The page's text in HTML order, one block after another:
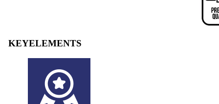
KEYELEMENTS